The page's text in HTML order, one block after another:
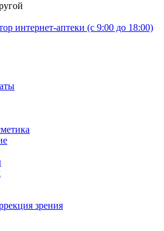
интернет-аптеки (с 9:00 до 18:00)
зрения